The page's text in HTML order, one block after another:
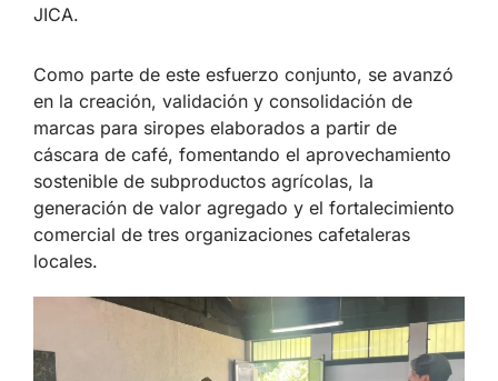
JICA.
Como parte de este esfuerzo conjunto, se avanzó
en la creación, validación y consolidación de
marcas para siropes elaborados a partir de
cáscara de café, fomentando el aprovechamiento
sostenible de subproductos agrícolas, la
generación de valor agregado y el fortalecimiento
comercial de tres organizaciones cafetaleras
locales.